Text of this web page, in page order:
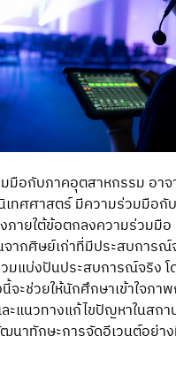
มือกับภาคอุตสาหกรรม อาจ
ทศศาสตร์ มีความร่วมมือกั
ภายใต้ข้อตกลงความร่วมมือ
ากศิษย์เก่าที่มีประสบการณ์
มแบ่งปันประสบการณ์จริง โ
จะช่วยให้นักศึกษาเข้าใจภา
ะแนวทางแก้ไขปัญหาในสถ
นาทักษะการจัดอีเวนต์อย่า